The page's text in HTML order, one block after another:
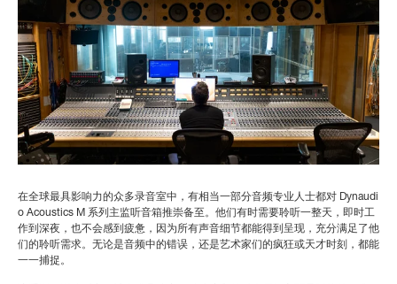
在全球最具影响力的众多录音室中，有相当一部分音频专业人士都对 Dynaudi
o Acoustics M 系列主监听音箱推崇备至。他们有时需要聆听一整天，即时工
作到深夜，也不会感到疲惫，因为所有声音细节都能得到呈现，充分满足了他
们的聆听需求。无论是音频中的错误，还是艺术家们的疯狂或天才时刻，都能
一一捕捉。